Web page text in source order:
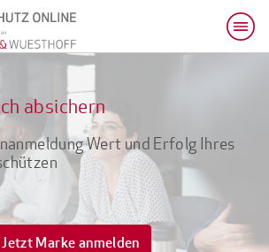
absichern
Wert und Erfolg Ihres
Jetzt Marke anmelden